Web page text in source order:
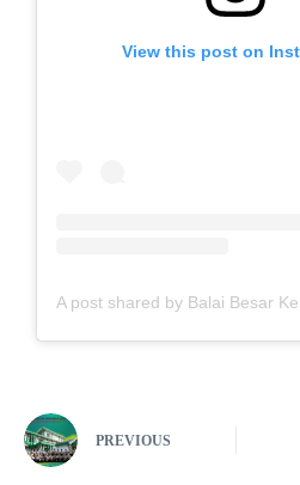
View this post on
PREVIOUS